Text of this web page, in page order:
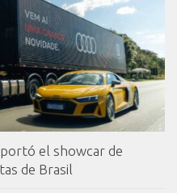
el showcar de
de Brasil